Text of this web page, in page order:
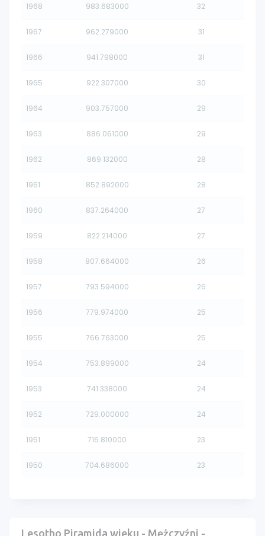
1968 983.683000 32
1967 962.279000 31
1966 941.798000 31
1965 922.307000 30
1964 903.757000 29
1963 886.061000 29
1962 869.132000 28
1961 852.892000 28
1960 837.264000 27
1959 822.214000 27
1958 807.664000 26
1957 793.594000 26
1956 779.974000 25
1955 766.763000 25
1954 753.899000 24
1953 741.338000 24
1952 729.000000 24
1951 716.810000 23
1950 704.686000 23
Lesotho Piramida wieku - Mężczyźni -